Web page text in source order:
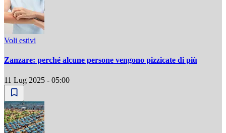
Voli estivi
Zanzare: perché alcune persone vengono pizzicate di più
11 Lug 2025 - 05:00